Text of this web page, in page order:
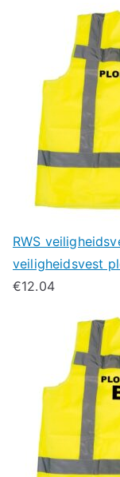
RWS
veiligheidsvest
€12.04